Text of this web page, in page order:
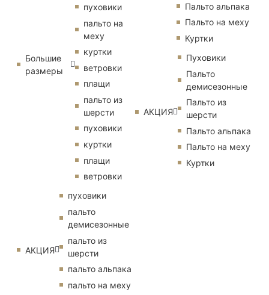
Большие
размеры
пуховики
пальто на
меху
куртки
ветровки
плащи
пальто из
шерсти
пуховики
куртки
плащи
ветровки
АКЦИЯ
пуховики
пальто
демисезонные
пальто из
шерсти
пальто альпака
пальто на меху
Пальто альпака
Пальто на меху
Куртки
АКЦИЯ
Пуховики
Пальто
демисезонные
Пальто из
шерсти
Пальто альпака
Пальто на меху
Куртки